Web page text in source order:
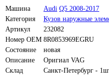
Машина Audi Q5 2008-2017
Категория
Кузов наружные
Артикул
232082
Номер OEM 8R0853969EGRU
Состояние
новая
Описание
Оригиал VAG
Склад
Санкт-Петербург -